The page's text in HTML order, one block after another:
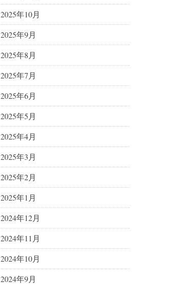
2025年10月
2025年9月
2025年8月
2025年7月
2025年6月
2025年5月
2025年4月
2025年3月
2025年2月
2025年1月
2024年12月
2024年11月
2024年10月
2024年9月